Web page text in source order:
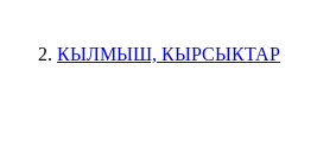
КЫЛМЫШ, КЫРСЫКТАР